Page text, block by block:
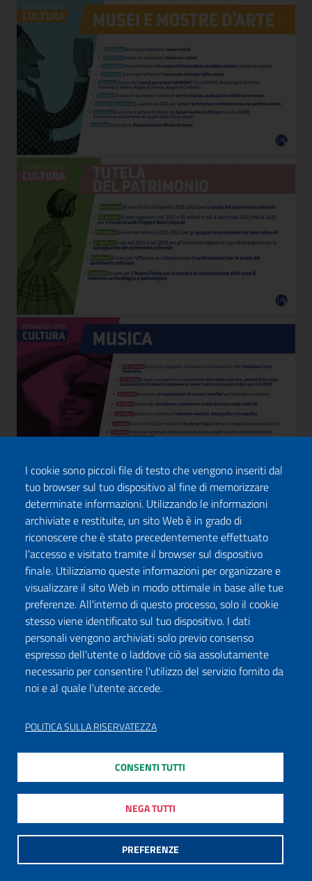
I cookie sono piccoli file di testo che vengono inseriti dal
tuo browser sul tuo dispositivo al fine di memorizzare
determinate informazioni. Utilizzando le informazioni
archiviate e restituite, un sito Web è in grado di
riconoscere che è stato precedentemente effettuato
l'accesso e visitato tramite il browser sul dispositivo
finale. Utilizziamo queste informazioni per organizzare e
visualizzare il sito Web in modo ottimale in base alle tue
preferenze. All'interno di questo processo, solo il cookie
stesso viene identificato sul tuo dispositivo. I dati
personali vengono archiviati solo previo consenso
espresso dell'utente o laddove ciò sia assolutamente
necessario per consentire l'utilizzo del servizio fornito da
noi e al quale l'utente accede.
POLITICA SULLA RISERVATEZZA
PREFERENZE
NEGA TUTTI
CONSENTI TUTTI